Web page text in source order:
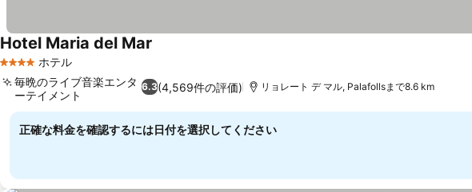
4 ホテルのランク
ホテル
Hotel Maria del Mar
6.3(4,569件の評価)
毎晩のライブ音楽エンタ
ーテイメント
リョレート デ マル, Palafollsまで8.6 km
正確な料金を確認するには日付を選択してください